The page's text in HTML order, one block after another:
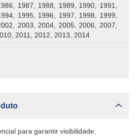
1987, 1988, 1989, 1990, 1991,
1995, 1996, 1997, 1998, 1999,
2003, 2004, 2005, 2006, 2007,
2011, 2012, 2013, 2014
para garantir visibilidade,